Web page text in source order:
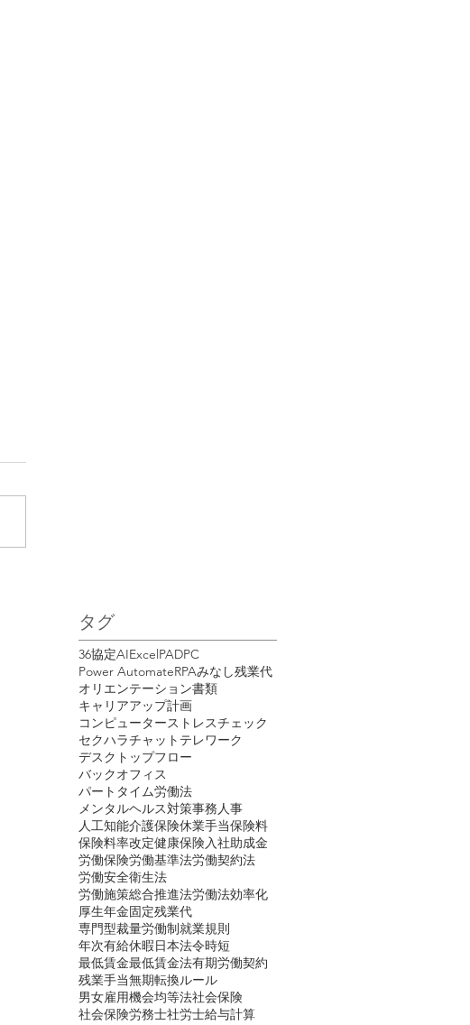
タグ
36協定AIExcelPADPC
Power AutomateRPAみなし残業代
オリエンテーション書類
キャリアアップ計画
コンピューターストレスチェック
セクハラチャット テレワーク
デスクトップフロー
バックオフィス
パートタイム労働法
メンタルヘルス対策事務人事
人工知能介護保険休業手当保険料
保険料率改定健康保険入社助成金
労働保険労働基準法労働契約法
労働安全衛生法
労働施策総合推進法労働法効率化
厚生年金固定残業代
専門型裁量労働制就業規則
年次有給休暇日本法令時短
最低賃金最低賃金法有期労働契約
残業手当無期転換ルール
男女雇用機会均等法社会保険
社会保険労務士社労士給与計算